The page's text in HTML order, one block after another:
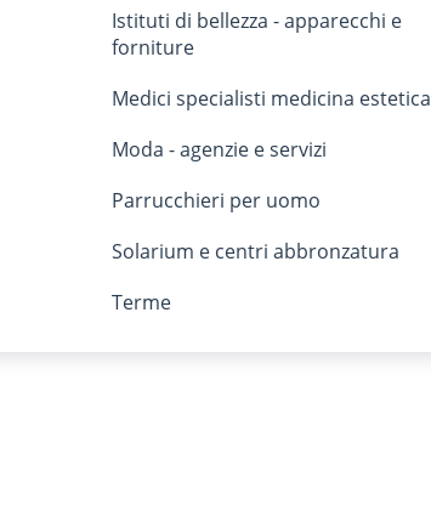
Istituti di bellezza - apparecchi e
forniture
Medici specialisti medicina estetica
Moda - agenzie e servizi
Parrucchieri per uomo
Solarium e centri abbronzatura
Terme